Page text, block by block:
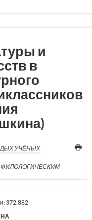
и
в
УЧЁНЫХ
372.882